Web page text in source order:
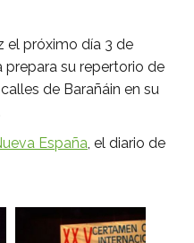
el próximo día 3 de
prepara su repertorio de
de Barañáin en su
España, el diario de